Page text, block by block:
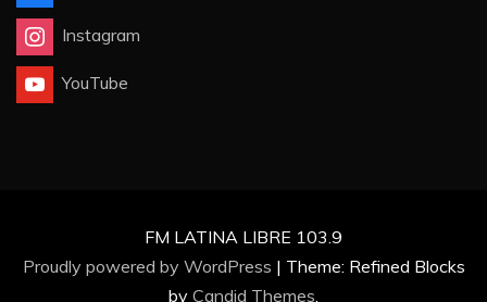
Instagram
YouTube
FM LATINA LIBRE 103.9
Proudly powered by WordPress | Theme: Refined Blocks
by Candid Themes.